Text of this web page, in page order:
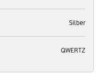
Silber
QWERTZ